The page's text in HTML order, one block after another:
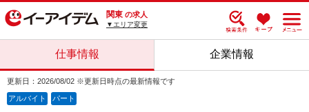
関東 の求人
▼エリア変更
仕事情報 企業情報
更新日：2026/08/02 ※更新日時点の最新情報です
アルバイト パート